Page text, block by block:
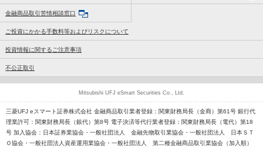
金融商品取引苦情相談窓口
ご投資にかかる手数料等およびリスクについて
投資情報に関するご注意事項
不公正取引
三菱UFJ eスマート証券株式会社 金融商品取引業者登録：関東財務局長（金商）第61号 銀行代
理業許可：関東財務局長（銀代）第8号 電子決済等代行業者登録：関東財務局長（電代）第18
号 加入協会：日本証券業協会・一般社団法人 金融先物取引業協会・一般社団法人 日本ＳＴ
Ｏ協会・一般社団法人資産運用業協会・一般社団法人 第二種金融商品取引業協会（加入順）
Mitsubishi UFJ eSmart Securities Co., Ltd.